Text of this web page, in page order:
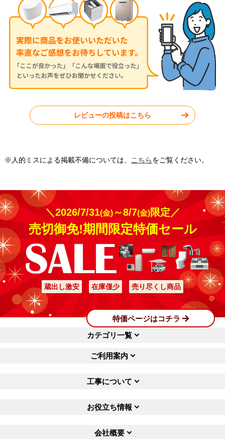
自宅の外観に合わせて
選んだデザインのカー
ポートです。駐車スペ
ースがおしゃれな空間
になりました。
詳細はこちら
デザイン性の高いカー
ポートなので値段が心
配でしたが、思ったよ
りお手頃でした！さら
にクーポンも使えて、
満足度の高い買い物が
詳細はこちら
2024年7月設置
度： ★★★★★
このカーポートのおか
げで車の洗車回数が減
りそうです。デザイン
も落ち着いたものなの
で気に入っています。
2023年10月設置
度：★★★★★
値段もお手頃で良かっ
たです。
工事実績をもっと見る
レビューの投稿はこちら
※人的ミスによる掲載不備については、 こちらをご覧ください。
＼2026/7/31(金)～8/7(金)限定／
売切御免!期間限定特価セール
蔵出し激安 在庫僅少 売り尽くし商品
特価ページはコチラ
カテゴリ一覧
ご利用案内
工事について
お役立ち情報
会社概要